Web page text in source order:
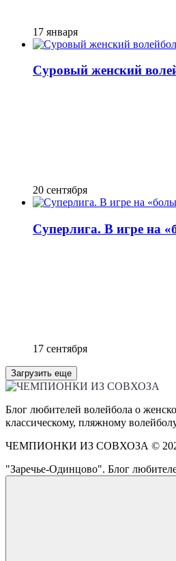
17 января
Суровый женский
20 сентября
Суперлига. В игре на
17 сентября
Загрузить еще
Блог любителей волейбола о
классическому, пляжному
ЧЕМПИОНКИ ИЗ СОВХОЗА ©
"Заречье-Одинцово". Блог